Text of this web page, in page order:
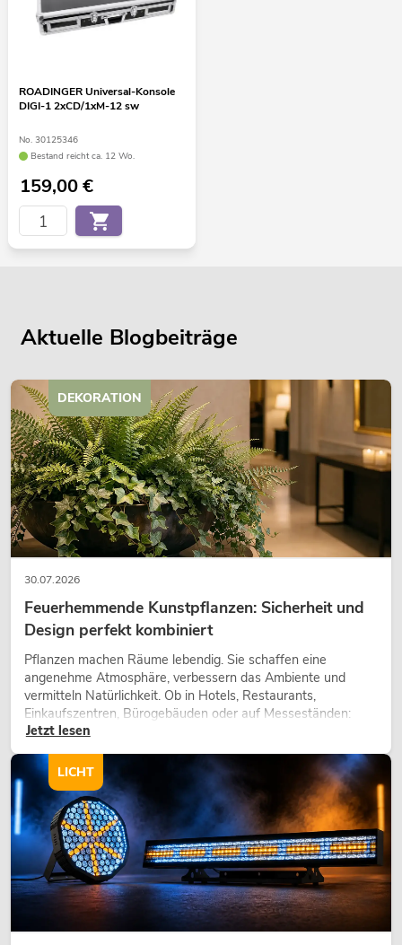
ROADINGER Universal-Konsole
DIGI-1 2xCD/1xM-12 sw
No. 30125346
Bestand reicht ca. 12 Wo.
159,00€
Aktuelle Blogbeiträge
30.07.2026
Feuerhemmende Kunstpflanzen: Sicherheit und
Design perfekt kombiniert
Pflanzen machen Räume lebendig. Sie schaffen eine
angenehme Atmosphäre, verbessern das Ambiente und
vermitteln Natürlichkeit. Ob in Hotels, Restaurants,
Einkaufszentren, Bürogebäuden oder auf Messeständen:
eine hochwertige Begrünung gehört heute längst zum
Jetzt lesen
DEKORATION
LICHT